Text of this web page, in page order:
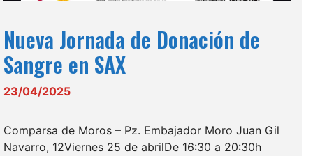
Nueva Jornada de Donación de
Sangre en SAX
23/04/2025
Comparsa de Moros – Pz. Embajador Moro Juan Gil
Navarro, 12Viernes 25 de abrilDe 16:30 a 20:30h